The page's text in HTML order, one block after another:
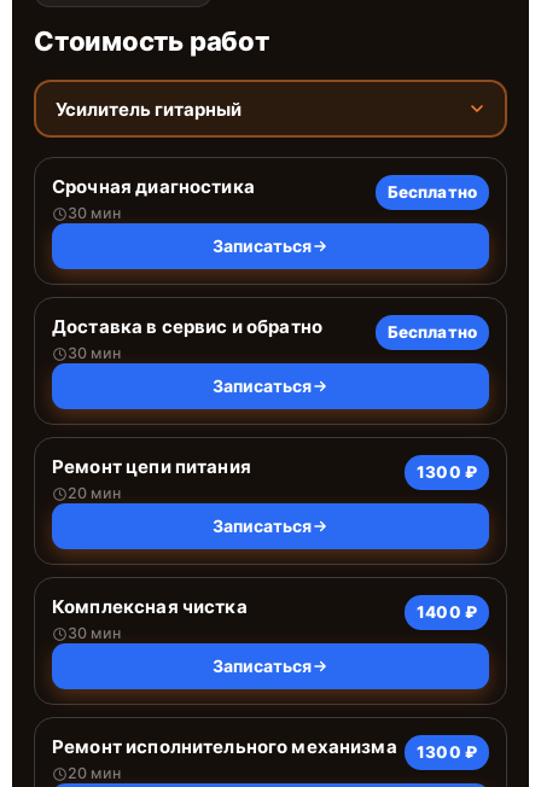
Стоимость работ
Усилитель гитарный
Срочная диагностика
30 мин
Бесплатно
Записаться
Доставка в сервис и обратно
30 мин
Бесплатно
Записаться
Ремонт цепи питания
20 мин
1300 ₽
Записаться
Комплексная чистка
30 мин
1400 ₽
Записаться
Ремонт исполнительного механизма
20 мин
1300 ₽